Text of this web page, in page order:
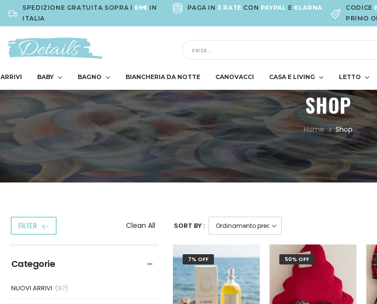
SPEDIZIONE GRATUITA SOPRA I 69€ IN
ITALIA
PAGA IN 3 RATE CON PAYPAL E KLARNA CODICE
PRIMO
BABY BAGNO BIANCHERIA DA NOTTE CANOVACCI CASA E LIVING LETTO
SHOP
Home Shop
FILTER Clean All
Categorie
NUOVI ARRIVI (97)
SORT BY :
7% OFF 50% OFF